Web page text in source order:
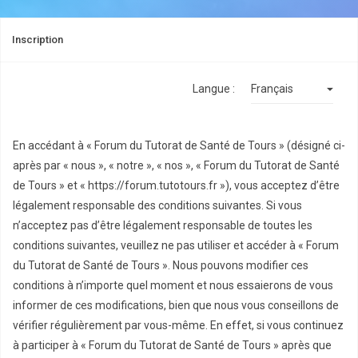
Inscription
Langue :
En accédant à « Forum du Tutorat de Santé de Tours » (désigné ci-
après par « nous », « notre », « nos », « Forum du Tutorat de Santé
de Tours » et « https://forum.tutotours.fr »), vous acceptez d’être
légalement responsable des conditions suivantes. Si vous
n’acceptez pas d’être légalement responsable de toutes les
conditions suivantes, veuillez ne pas utiliser et accéder à « Forum
du Tutorat de Santé de Tours ». Nous pouvons modifier ces
conditions à n’importe quel moment et nous essaierons de vous
informer de ces modifications, bien que nous vous conseillons de
vérifier régulièrement par vous-même. En effet, si vous continuez
à participer à « Forum du Tutorat de Santé de Tours » après que